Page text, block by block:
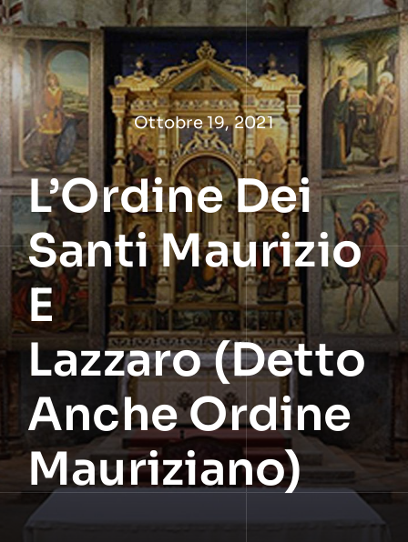
Salta
al
contenuto
Ottobre 19, 2021
L’Ordine Dei
Santi Maurizio
E
Lazzaro (detto
Anche Ordine
Mauriziano)